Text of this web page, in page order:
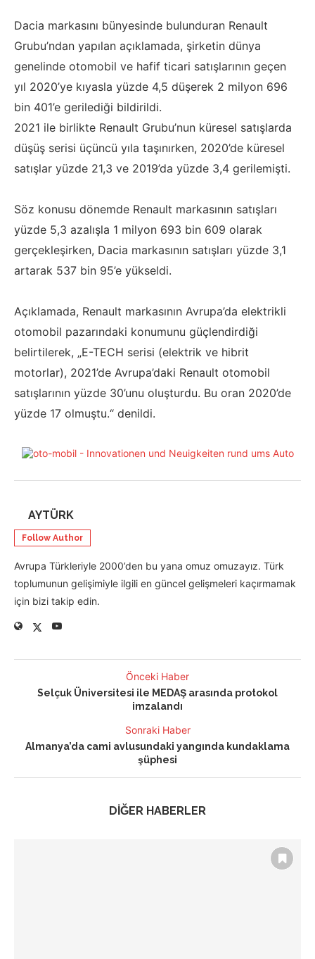
Dacia markasını bünyesinde bulunduran Renault
Grubu’ndan yapılan açıklamada, şirketin dünya
genelinde otomobil ve hafif ticari satışlarının geçen
yıl 2020’ye kıyasla yüzde 4,5 düşerek 2 milyon 696
bin 401’e gerilediği bildirildi.
2021 ile birlikte Renault Grubu’nun küresel satışlarda
düşüş serisi üçüncü yıla taşınırken, 2020’de küresel
satışlar yüzde 21,3 ve 2019’da yüzde 3,4 gerilemişti.
Söz konusu dönemde Renault markasının satışları
yüzde 5,3 azalışla 1 milyon 693 bin 609 olarak
gerçekleşirken, Dacia markasının satışları yüzde 3,1
artarak 537 bin 95’e yükseldi.
Açıklamada, Renault markasının Avrupa’da elektrikli
otomobil pazarındaki konumunu güçlendirdiği
belirtilerek, „E-TECH serisi (elektrik ve hibrit
motorlar), 2021’de Avrupa’daki Renault otomobil
satışlarının yüzde 30’unu oluşturdu. Bu oran 2020’de
yüzde 17 olmuştu.“ denildi.
AYTÜRK
Follow Author
Avrupa Türkleriyle 2000’den bu yana omuz omuzayız. Türk
toplumunun gelişimiyle ilgili en güncel gelişmeleri kaçırmamak
için bizi takip edin.
Önceki Haber
Selçuk Üniversitesi ile MEDAŞ arasında protokol
imzalandı
Sonraki Haber
Almanya’da cami avlusundaki yangında kundaklama
şüphesi
DİĞER HABERLER